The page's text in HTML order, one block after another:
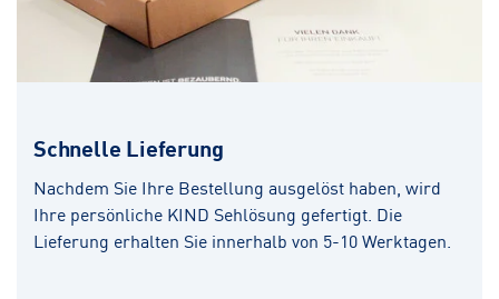
Schnelle Lieferung
Nachdem Sie Ihre Bestellung ausgelöst haben, wird
Ihre persönliche KIND Sehlösung gefertigt. Die
Lieferung erhalten Sie innerhalb von 5-10 Werktagen.